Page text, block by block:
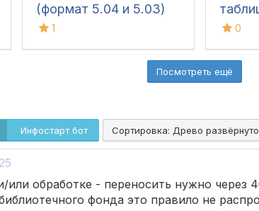
(формат 5.04 и 5.03)
1 0
Посмотреть ещё
Инфостарт бот Сортировка: Древо
обработке - переносить нужно через
фонда это правило не